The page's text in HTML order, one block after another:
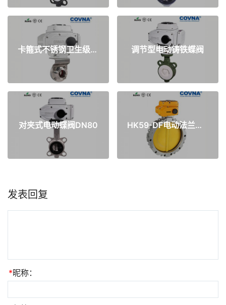
卡箍式不锈钢卫生级电动蝶阀 调节型电动铸铁蝶阀
对夹式电动蝶阀DN80 HK59-DF电动法兰蝶阀
发表回复
*昵称：